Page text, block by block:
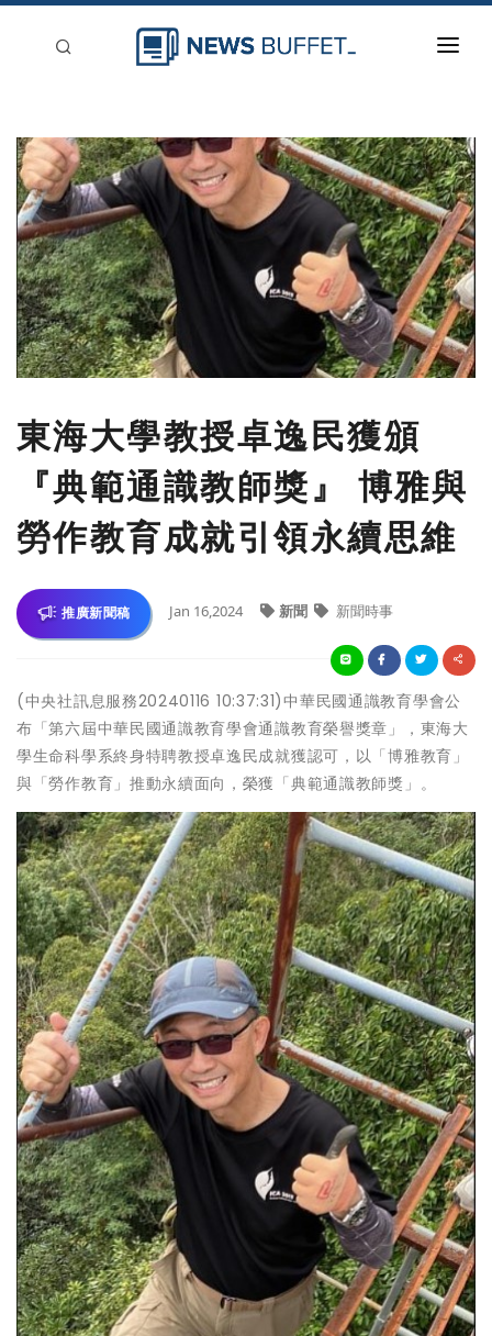
新聞稿分類
登入
刊登
東海大學教授卓逸民獲頒
『典範通識教師獎』 博雅與
勞作教育成就引領永續思維
推廣新聞稿 Jan 16,2024 新聞 新聞時事
(中央社訊息服務20240116 10:37:31)中華民國通識教育學會公
布「第六屆中華民國通識教育學會通識教育榮譽獎章」，東海大
學生命科學系終身特聘教授卓逸民成就獲認可，以「博雅教育」
與「勞作教育」推動永續面向，榮獲「典範通識教師獎」。